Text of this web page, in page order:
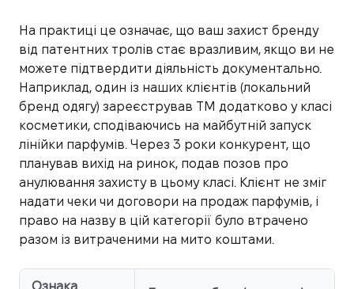
На практиці це означає, що ваш захист бренду
від патентних тролів стає вразливим, якщо ви не
можете підтвердити діяльність документально.
Наприклад, один із наших клієнтів (локальний
бренд одягу) зареєстрував ТМ додатково у класі
косметики, сподіваючись на майбутній запуск
лінійки парфумів. Через 3 роки конкурент, що
планував вихід на ринок, подав позов про
анулювання захисту в цьому класі. Клієнт не зміг
надати чеки чи договори на продаж парфумів, і
право на назву в цій категорії було втрачено
разом із витраченими на мито коштами.
Ознака